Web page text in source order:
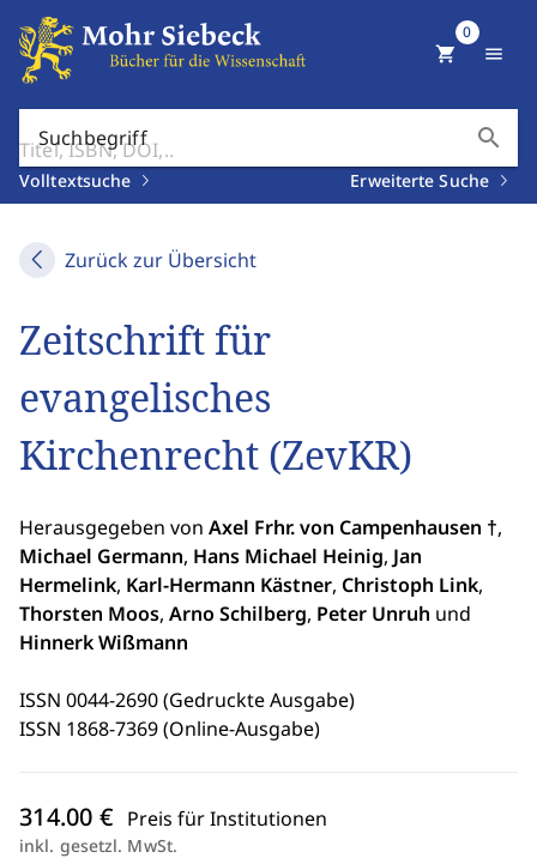
Suchbegriff search
Volltextsuche Erweiterte Suche
shopping_cart
0
menu
Zurück zur Übersicht
Zeitschrift für
evangelisches
Kirchenrecht (ZevKR)
Herausgegeben von Axel Frhr. von Campenhausen †,
Michael Germann, Hans Michael Heinig, Jan
Hermelink, Karl-Hermann Kästner, Christoph Link,
Thorsten Moos, Arno Schilberg, Peter Unruh und
Hinnerk Wißmann
ISSN 0044-2690 (Gedruckte Ausgabe)
ISSN 1868-7369 (Online-Ausgabe)
314.00 € Preis für Institutionen
inkl. gesetzl. MwSt.